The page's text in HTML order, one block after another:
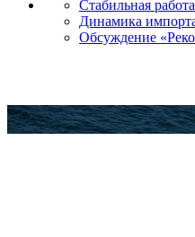
Стабильная
Динамика
Обсуждение